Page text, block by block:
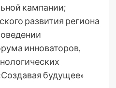
кампании;
развития региона
инноваторов,
будущее»